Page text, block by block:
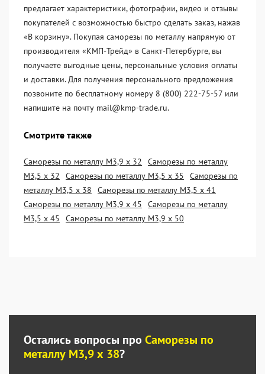
предлагает характеристики, фотографии, видео и отзывы
покупателей с возможностью быстро сделать заказ, нажав
«В корзину». Покупая саморезы по металлу напрямую от
производителя «KМП-Трейд» в Санкт-Петербурге, вы
получаете выгодные цены, персональные условия оплаты
и доставки. Для получения персонального предложения
позвоните по бесплатному номеру 8 (800) 222-75-57 или
напишите на почту mail@kmp-trade.ru.
Смотрите также
Саморезы по металлу М3,9 х 32
Саморезы по металлу
М3,5 х 32
Саморезы по металлу М3,5 х 35
Саморезы по
металлу М3,5 х 38
Саморезы по металлу М3,5 х 41
Саморезы по металлу М3,9 х 45
Саморезы по металлу
М3,5 х 45
Саморезы по металлу М3,9 х 50
Остались вопросы про Саморезы по
металлу М3,9 х 38?